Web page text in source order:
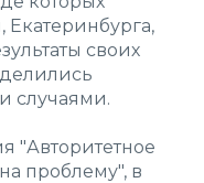
своих
случаями.
"Авторитетное
проблему", в